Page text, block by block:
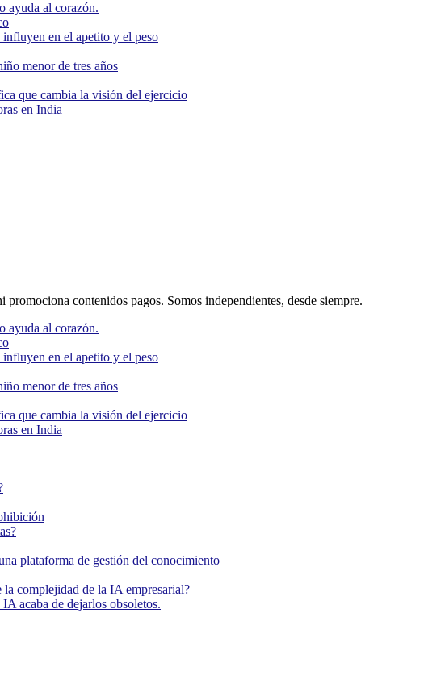
ayuda al corazón.
en el apetito y el peso
menor de tres años
que cambia la visión del ejercicio
en India
contenidos pagos. Somos independientes, desde siempre.
ayuda al corazón.
en el apetito y el peso
menor de tres años
que cambia la visión del ejercicio
en India
plataforma de gestión del conocimiento
complejidad de la IA empresarial?
acaba de dejarlos obsoletos.